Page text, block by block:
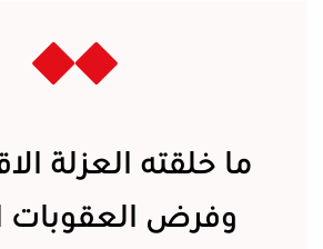
ما خلقته العزلة
وفرض العقوبات